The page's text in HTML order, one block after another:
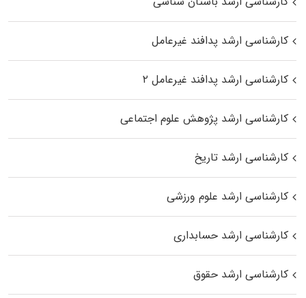
کارشناسی ارشد پدافند غیرعامل
کارشناسی ارشد پدافند غیرعامل ۲
کارشناسی ارشد پژوهش علوم اجتماعی
کارشناسی ارشد تاریخ
کارشناسی ارشد علوم ورزشی
کارشناسی ارشد حسابداری
کارشناسی ارشد حقوق